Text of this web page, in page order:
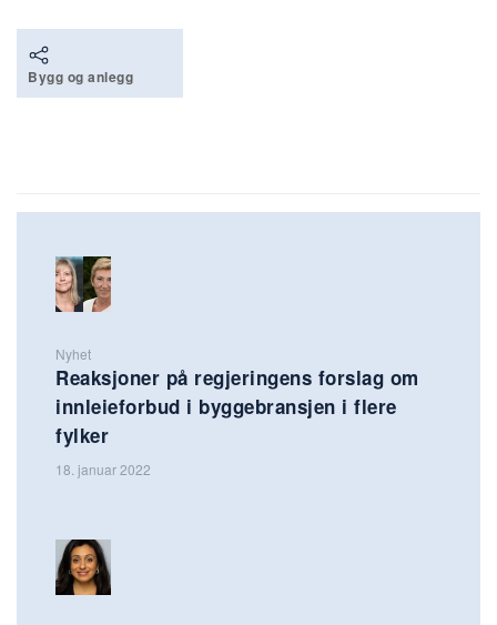
Bygg og anlegg
Nyhet
Reaksjoner på regjeringens forslag om
innleieforbud i byggebransjen i flere
fylker
18. januar 2022